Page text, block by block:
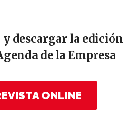
y descargar la edición
de la Empresa
ONLINE